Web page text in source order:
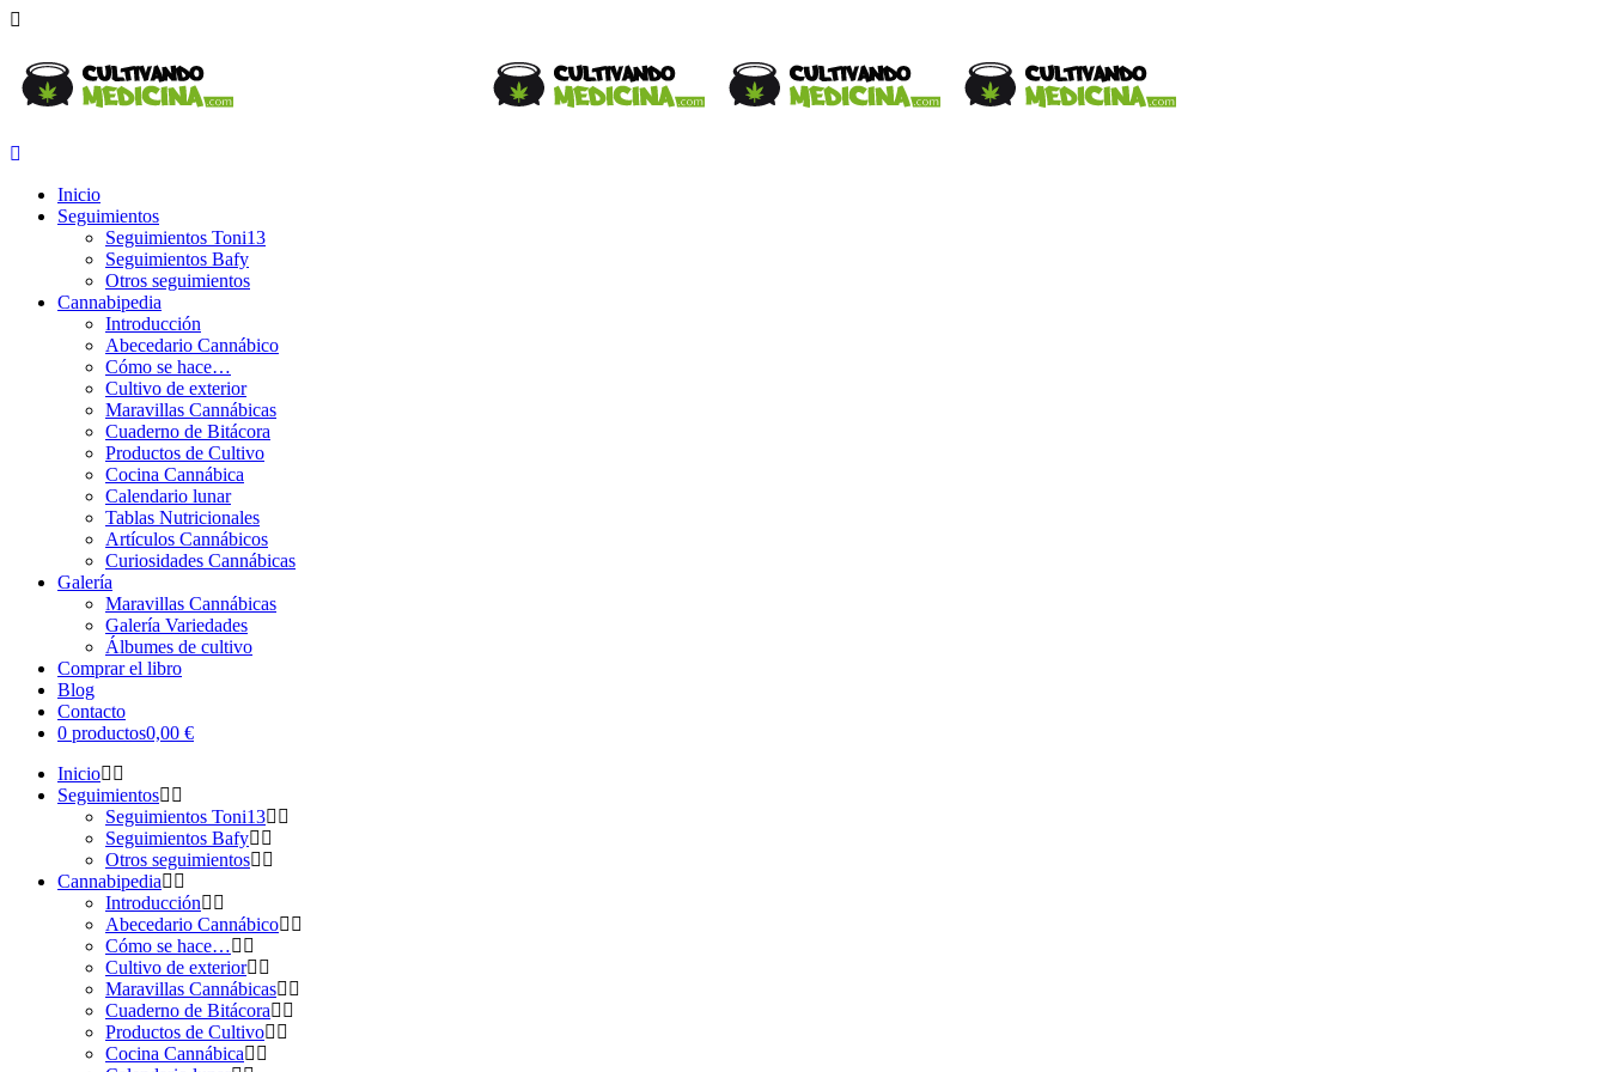
Inicio
Seguimientos
Seguimientos Toni13
Seguimientos Bafy
Otros seguimientos
Cannabipedia
Introducción
Abecedario Cannábico
Cómo se hace…
Cultivo de exterior
Maravillas Cannábicas
Cuaderno de Bitácora
Productos de Cultivo
Cocina Cannábica
Calendario lunar
Tablas Nutricionales
Artículos Cannábicos
Curiosidades Cannábicas
Galería
Maravillas Cannábicas
Galería Variedades
Álbumes de cultivo
Comprar el libro
Blog
Contacto
0 productos0,00 €
Inicio
Seguimientos
Seguimientos Toni13
Seguimientos Bafy
Otros seguimientos
Cannabipedia
Introducción
Abecedario Cannábico
Cómo se hace…
Cultivo de exterior
Maravillas Cannábicas
Cuaderno de Bitácora
Productos de Cultivo
Cocina Cannábica